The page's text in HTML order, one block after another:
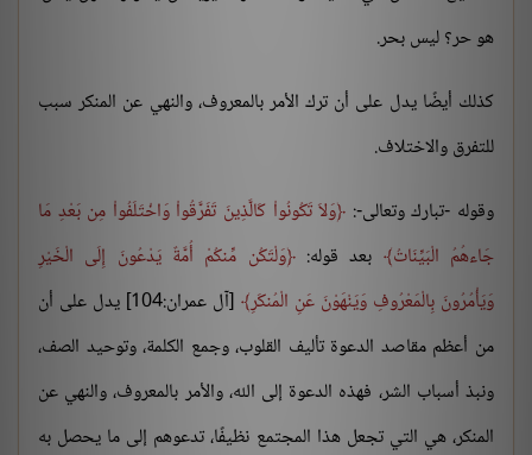
هو حر؟ ليس بحر.
كذلك أيضًا يدل على أن ترك الأمر بالمعروف، والنهي عن المنكر سبب
للتفرق والاختلاف.
وقوله -تبارك وتعالى-: وَلاَ تَكُونُواْ كَالَّذِينَ تَفَرَّقُواْ وَاخْتَلَفُواْ مِن بَعْدِ مَا
جَاءهُمُ الْبَيِّنَاتُ
بعد قوله: وَلْتَكُن مِّنكُمْ أُمَّةٌ يَدْعُونَ إِلَى الْخَيْرِ
وَيَأْمُرُونَ بِالْمَعْرُوفِ وَيَنْهَوْنَ عَنِ الْمُنكَرِ
[آل عمران:104] يدل على أن
من أعظم مقاصد الدعوة تأليف القلوب، وجمع الكلمة، وتوحيد الصف،
ونبذ أسباب الشر، فهذه الدعوة إلى الله، والأمر بالمعروف، والنهي عن
المنكر، هي التي تجعل هذا المجتمع نظيفًا، تدعوهم إلى ما يحصل به